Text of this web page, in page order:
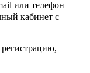
или телефон
кабинет с